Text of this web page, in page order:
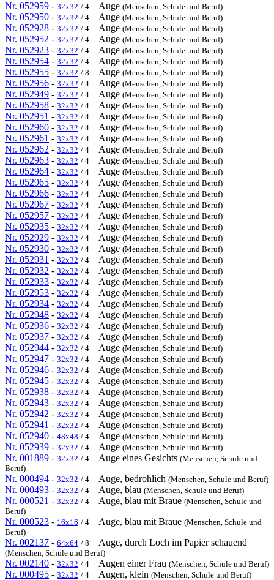
Nr. 052959 - 32x32 / 4 Auge (Menschen, Schule und Beruf)
Nr. 052950 - 32x32 / 4 Auge (Menschen, Schule und Beruf)
Nr. 052928 - 32x32 / 4 Auge (Menschen, Schule und Beruf)
Nr. 052952 - 32x32 / 4 Auge (Menschen, Schule und Beruf)
Nr. 052923 - 32x32 / 4 Auge (Menschen, Schule und Beruf)
Nr. 052954 - 32x32 / 4 Auge (Menschen, Schule und Beruf)
Nr. 052955 - 32x32 / 8 Auge (Menschen, Schule und Beruf)
Nr. 052956 - 32x32 / 4 Auge (Menschen, Schule und Beruf)
Nr. 052949 - 32x32 / 4 Auge (Menschen, Schule und Beruf)
Nr. 052958 - 32x32 / 4 Auge (Menschen, Schule und Beruf)
Nr. 052951 - 32x32 / 4 Auge (Menschen, Schule und Beruf)
Nr. 052960 - 32x32 / 4 Auge (Menschen, Schule und Beruf)
Nr. 052961 - 32x32 / 4 Auge (Menschen, Schule und Beruf)
Nr. 052962 - 32x32 / 4 Auge (Menschen, Schule und Beruf)
Nr. 052963 - 32x32 / 4 Auge (Menschen, Schule und Beruf)
Nr. 052964 - 32x32 / 4 Auge (Menschen, Schule und Beruf)
Nr. 052965 - 32x32 / 4 Auge (Menschen, Schule und Beruf)
Nr. 052966 - 32x32 / 4 Auge (Menschen, Schule und Beruf)
Nr. 052967 - 32x32 / 4 Auge (Menschen, Schule und Beruf)
Nr. 052957 - 32x32 / 4 Auge (Menschen, Schule und Beruf)
Nr. 052935 - 32x32 / 4 Auge (Menschen, Schule und Beruf)
Nr. 052929 - 32x32 / 4 Auge (Menschen, Schule und Beruf)
Nr. 052930 - 32x32 / 4 Auge (Menschen, Schule und Beruf)
Nr. 052931 - 32x32 / 4 Auge (Menschen, Schule und Beruf)
Nr. 052932 - 32x32 / 4 Auge (Menschen, Schule und Beruf)
Nr. 052933 - 32x32 / 4 Auge (Menschen, Schule und Beruf)
Nr. 052953 - 32x32 / 4 Auge (Menschen, Schule und Beruf)
Nr. 052934 - 32x32 / 4 Auge (Menschen, Schule und Beruf)
Nr. 052948 - 32x32 / 4 Auge (Menschen, Schule und Beruf)
Nr. 052936 - 32x32 / 4 Auge (Menschen, Schule und Beruf)
Nr. 052937 - 32x32 / 4 Auge (Menschen, Schule und Beruf)
Nr. 052944 - 32x32 / 4 Auge (Menschen, Schule und Beruf)
Nr. 052947 - 32x32 / 4 Auge (Menschen, Schule und Beruf)
Nr. 052946 - 32x32 / 4 Auge (Menschen, Schule und Beruf)
Nr. 052945 - 32x32 / 4 Auge (Menschen, Schule und Beruf)
Nr. 052938 - 32x32 / 4 Auge (Menschen, Schule und Beruf)
Nr. 052943 - 32x32 / 4 Auge (Menschen, Schule und Beruf)
Nr. 052942 - 32x32 / 4 Auge (Menschen, Schule und Beruf)
Nr. 052941 - 32x32 / 4 Auge (Menschen, Schule und Beruf)
Nr. 052940 - 48x48 / 4 Auge (Menschen, Schule und Beruf)
Nr. 052939 - 32x32 / 4 Auge (Menschen, Schule und Beruf)
Nr. 001889 - 32x32 / 4 Auge eines Gesichts (Menschen, Schule und
Beruf)
Nr. 000494 - 32x32 / 4 Auge, bedrohlich (Menschen, Schule und Beruf)
Nr. 000493 - 32x32 / 4 Auge, blau (Menschen, Schule und Beruf)
Nr. 000521 - 32x32 / 4 Auge, blau mit Braue (Menschen, Schule und
Beruf)
Nr. 000523 - 16x16 / 4 Auge, blau mit Braue (Menschen, Schule und
Beruf)
Nr. 002137 - 64x64 / 8 Auge, durch Loch im Papier schauend
(Menschen, Schule und Beruf)
Nr. 002140 - 32x32 / 4 Augen einer Frau (Menschen, Schule und Beruf)
Nr. 000495 - 32x32 / 4 Augen, klein (Menschen, Schule und Beruf)